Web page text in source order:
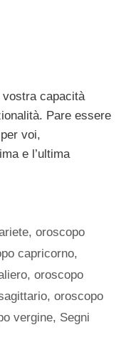
capacità
Pare essere
voi,
e l’ultima
,oroscopo
capricorno,
, oroscopo
, oroscopo
vergine, Segni